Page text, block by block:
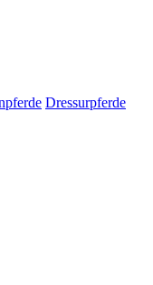
Dressurpferde